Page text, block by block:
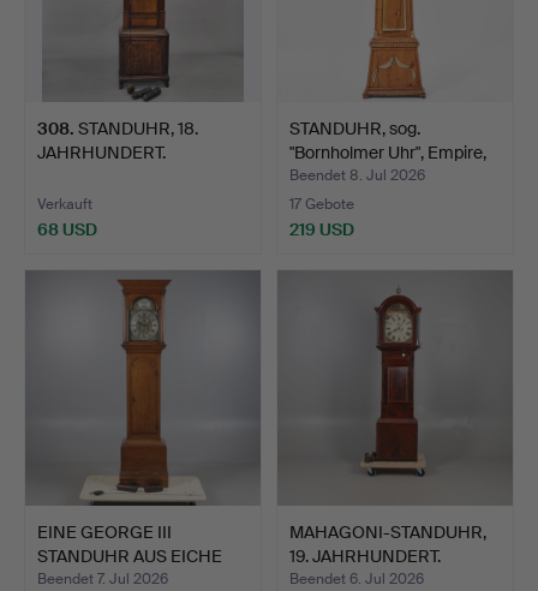
308. STANDUHR, 18.
JAHRHUNDERT.
Verkauft
68 USD
STANDUHR, sog.
"Bornholmer Uhr", Empire,
K…
Beendet 8. Jul 2026
17 Gebote
219 USD
EINE GEORGE III
STANDUHR AUS EICHE
VON CHA…
Beendet 7. Jul 2026
MAHAGONI-STANDUHR,
19. JAHRHUNDERT.
Beendet 6. Jul 2026